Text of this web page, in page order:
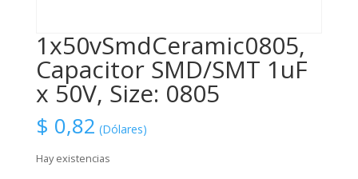
1x50vSmdCeramic0805,
Capacitor SMD/SMT 1uF
x 50V, Size: 0805
$ 0,82 (Dólares)
Hay existencias